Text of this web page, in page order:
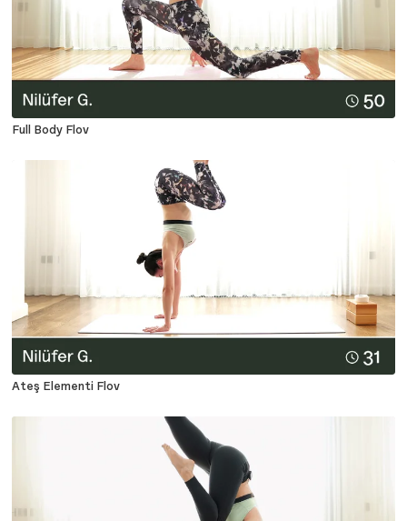
Full Body Flov
Ateş Elementi Flov